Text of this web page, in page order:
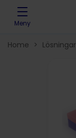
Skip to content
Meny
Home > Lösningar